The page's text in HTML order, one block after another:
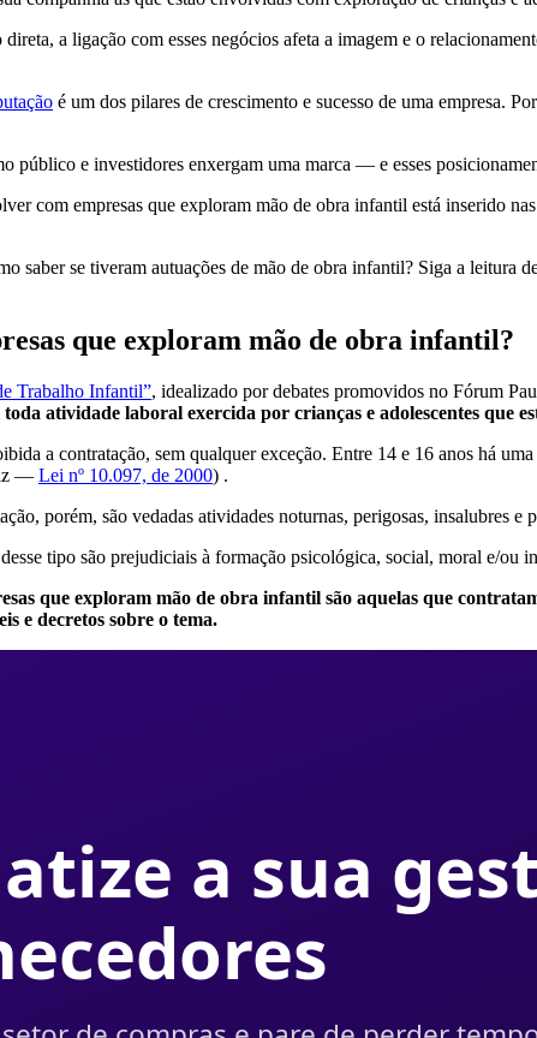
a ligação com esses negócios afeta a imagem e o
é um dos pilares de crescimento e sucesso de uma empresa.
público e investidores enxergam uma marca — e esses
com empresas que exploram mão de obra infantil está inserido
saber se tiveram autuações de mão de obra infantil? Siga a leitura
que exploram mão de obra infantil?
Trabalho Infantil”, idealizado por debates promovidos no Fórum
atividade laboral exercida por crianças e adolescentes que
a contratação, sem qualquer exceção. Entre 14 e 16 anos há
— Lei nº 10.097, de 2000) .
porém, são vedadas atividades noturnas, perigosas, insalubres e
tipo são prejudiciais à formação psicológica, social, moral e/ou
que exploram mão de obra infantil são aquelas que
e decretos sobre o tema.